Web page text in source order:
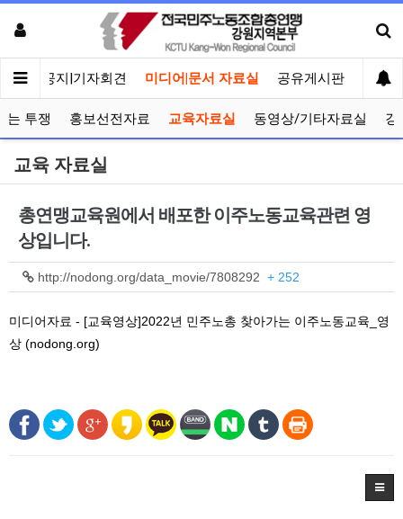
인 공지|기자회견 미디어|문서 자료실 공유게시판 선거
는 투쟁 홍보선전자료 교육자료실 동영상/기타자료실 강
교육 자료실
총연맹교육원에서 배포한 이주노동교육관련 영
상입니다.
http://nodong.org/data_movie/7808292 + 252
미디어자료 - [교육영상]2022년 민주노총 찾아가는 이주노동교육_영
상 (nodong.org)